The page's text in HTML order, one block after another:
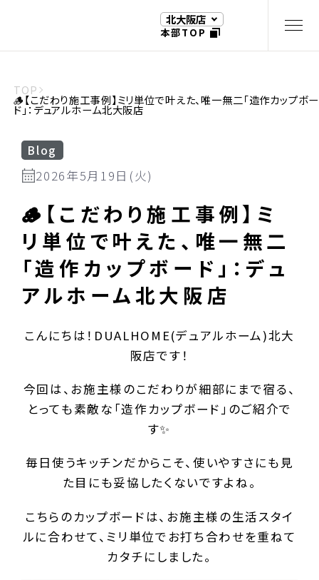
北大阪店
本部TOP
TOP
🪵【こだわり施工事例】ミリ単位で叶えた、唯一無二「造作カップボー
ド」：デュアルホーム北大阪店
Blog
2026年5月19日(火)
🪵【こだわり施工事例】ミ
リ単位で叶えた、唯一無二
「造作カップボード」：デュ
アルホーム北大阪店
こんにちは！DUALHOME(デュアルホーム)北大
阪店です！
今回は、お施主様のこだわりが細部にまで宿る、
とっても素敵な「造作カップボード」のご紹介で
す✨
毎日使うキッチンだからこそ、使いやすさにも見
た目にも妥協したくないですよね。
こちらのカップボードは、お施主様の生活スタイ
ルに合わせて、ミリ単位でお打ち合わせを重ねて
カタチにしました。